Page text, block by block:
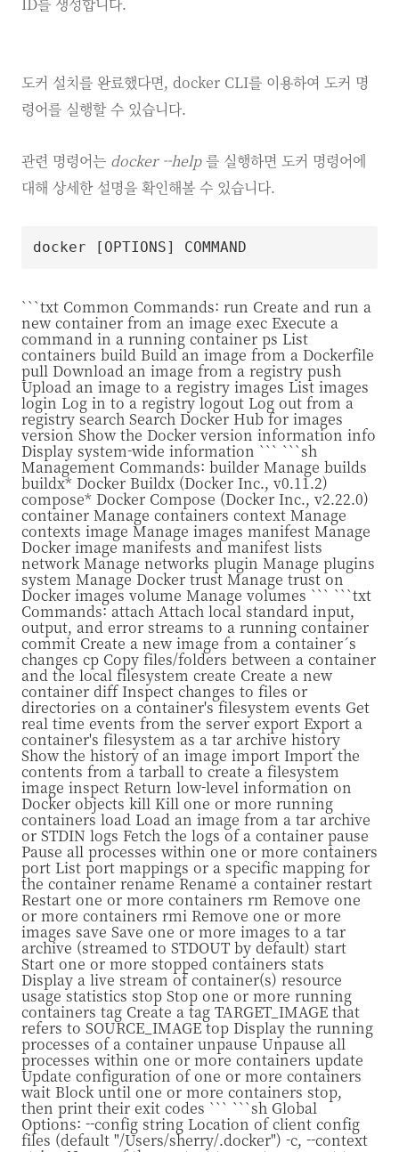
ID를 생성합니다.
도커 설치를 완료했다면, docker CLI를 이용하여 도커 명
령어를 실행할 수 있습니다.
관련 명령어는 docker --help를 실행하면 도커 명령어에
대해 상세한 설명을 확인해볼 수 있습니다.
docker [ OPTIONS]
```txt Common Commands: run Create and run a
new container from an image exec Execute a
command in a running container ps List
containers build Build an image from a Dockerfile
pull Download an image from a registry push
Upload an image to a registry images List images
login Log in to a registry logout Log out from a
registry search Search Docker Hub for images
version Show the Docker version information info
Display system-wide information ``` ```sh
Management Commands: builder Manage builds
buildx* Docker Buildx (Docker Inc., v0.11.2)
compose* Docker Compose (Docker Inc., v2.22.0)
container Manage containers context Manage
contexts image Manage images manifest Manage
Docker image manifests and manifest lists
network Manage networks plugin Manage plugins
system Manage Docker trust Manage trust on
Docker images volume Manage volumes ``` ```txt
Commands: attach Attach local standard input,
output, and error streams to a running container
commit Create a new image from a container´s
changes cp Copy files/folders between a container
and the local filesystem create Create a new
container diff Inspect changes to files or
directories on a container's filesystem events Get
real time events from the server export Export a
container's filesystem as a tar archive history
Show the history of an image import Import the
contents from a tarball to create a filesystem
image inspect Return low-level information on
Docker objects kill Kill one or more running
containers load Load an image from a tar archive
or STDIN logs Fetch the logs of a container pause
Pause all processes within one or more containers
port List port mappings or a specific mapping for
the container rename Rename a container restart
Restart one or more containers rm Remove one
or more containers rmi Remove one or more
images save Save one or more images to a tar
archive (streamed to STDOUT by default) start
Start one or more stopped containers stats
Display a live stream of container(s) resource
usage statistics stop Stop one or more running
containers tag Create a tag TARGET_IMAGE that
refers to SOURCE_IMAGE top Display the running
processes of a container unpause Unpause all
processes within one or more containers update
Update configuration of one or more containers
wait Block until one or more containers stop,
then print their exit codes ``` ```sh Global
Options: --config string Location of client config
files (default "/Users/sherry/.docker") -c, --context